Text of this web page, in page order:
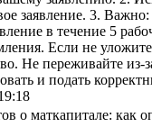
заявление. 3. Важно:
в течение 5
Если не
Не переживайте
и подать
о маткапитале: как